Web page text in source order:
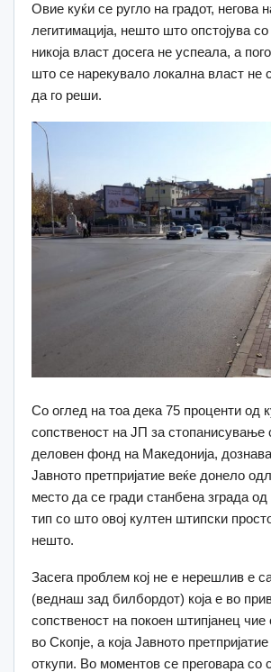
Овие куќи се ругло на градот, негова
легитимација, нешто што опстојува
никоја власт досега не успеала, а
што се нарекувало локална власт не
да го реши.
Со оглед на тоа дека 75 проценти од
сопственост на ЈП за стопанисување
деловен фонд на Македонија,
Јавното претпријатие веќе донело
место да се гради станбена зграда
тип со што овој култен штипски
нешто.
Засега проблем кој не е нерешлив е
(веднаш зад билбордот) која е во
сопственост на покоен штипјанец чие
во Скопје, а која Јавното
откупи. Во моментов се преговара со